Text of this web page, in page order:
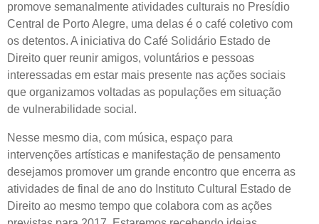
promove semanalmente atividades culturais no Presídio
Central de Porto Alegre, uma delas é o café coletivo com
os detentos. A iniciativa do Café Solidário Estado de
Direito quer reunir amigos, voluntários e pessoas
interessadas em estar mais presente nas ações sociais
que organizamos voltadas as populações em situação
de vulnerabilidade social.
Nesse mesmo dia, com música, espaço para
intervenções artísticas e manifestação de pensamento
desejamos promover um grande encontro que encerra as
atividades de final de ano do Instituto Cultural Estado de
Direito ao mesmo tempo que colabora com as ações